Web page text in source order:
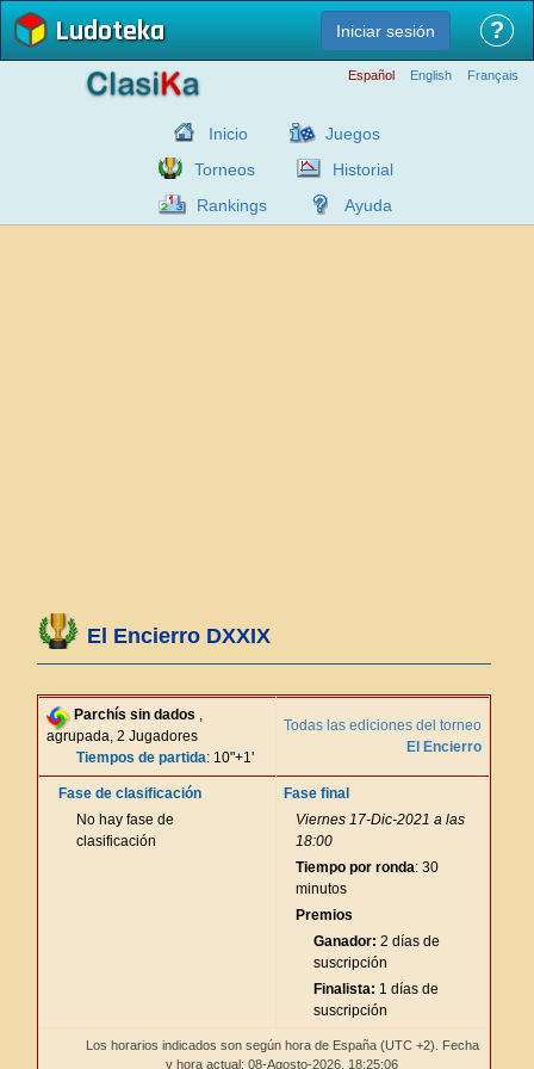
Ludoteka Iniciar sesión ?
Español English Français
Inicio
Juegos
Torneos
Historial
Rankings
Ayuda
El Encierro DXXIX
Parchís sin dados ,
agrupada, 2 Jugadores
Tiempos de partida: 10"+1'
Todas las ediciones del torneo
El Encierro
Fase de clasificación
No hay fase de
clasificación
Fase final
Viernes 17-Dic-2021 a las
18:00
Tiempo por ronda: 30
minutos
Premios
Ganador: 2 días de
suscripción
Finalista: 1 días de
suscripción
Los horarios indicados son según hora de España (UTC +2). Fecha
y hora actual: 08-Agosto-2026, 18:25:06